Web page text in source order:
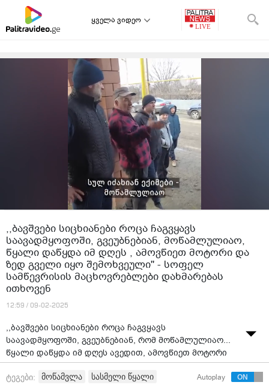
ყველა ვიდეო
,,ბავშვები სიცხიანები როცა ჩაგვყავს
საავადმყოფოში, გვეუბნებიან, მოწამლულიაო,
წყალი დაწყდა იმ დღეს , ამოვწიეთ მოტორი და
ზედ გველი იყო შემოხვეული'' - სოფელ
სამწევრისის მაცხოვრებლები დახმარებას
ითხოვენ
12:59 / 09-02-2025
,,ბავშვები სიცხიანები როცა ჩაგვყავს
საავადმყოფოში, გვეუბნებიან, რომ მოწამლულიაო...
წყალი დაწყდა იმ დღეს ავედით, ამოვწიეთ მოტორი
და ზედ გველი იყო შემოხვეული'' - ქარელის
მუნიციპალიტეტის სოფელ სამწევრისის მოსახლეობა
ტეგები: მოწამვლა სასმელი წყალი Autoplay